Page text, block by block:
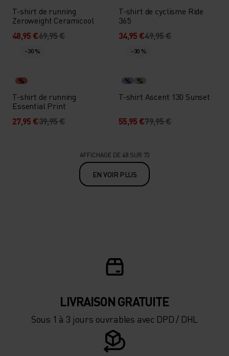
T-shirt de running
Zeroweight Ceramicool
48,95 €69,95 €
T-shirt de cyclisme Ride
365
34,95 €49,95 €
-30 %
%
T-shirt de running
Essential Print
27,95 €39,95 €
-30 %
% %
T-shirt Ascent 130 Sunset
55,95 €79,95 €
AFFICHAGE DE 48 SUR 73
EN VOIR PLUS
LIVRAISON GRATUITE
Sous 1 à 3 jours ouvrables avec DPD / DHL